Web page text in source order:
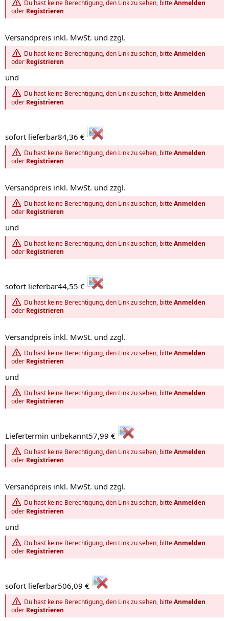
Du hast keine Berechtigung, den Link zu sehen, bitteAnmelden
oder Registrieren
Versandpreis inkl. MwSt. und zzgl.
Du hast keine Berechtigung, den Link zu sehen, bitteAnmelden
oder Registrieren
und
Du hast keine Berechtigung, den Link zu sehen, bitteAnmelden
oder Registrieren
sofort lieferbar84,36 €
Du hast keine Berechtigung, den Link zu sehen, bitteAnmelden
oder Registrieren
Versandpreis inkl. MwSt. und zzgl.
Du hast keine Berechtigung, den Link zu sehen, bitteAnmelden
oder Registrieren
und
Du hast keine Berechtigung, den Link zu sehen, bitteAnmelden
oder Registrieren
sofort lieferbar44,55 €
Du hast keine Berechtigung, den Link zu sehen, bitteAnmelden
oder Registrieren
Versandpreis inkl. MwSt. und zzgl.
Du hast keine Berechtigung, den Link zu sehen, bitteAnmelden
oder Registrieren
und
Du hast keine Berechtigung, den Link zu sehen, bitteAnmelden
oder Registrieren
Liefertermin unbekannt57,99 €
Du hast keine Berechtigung, den Link zu sehen, bitteAnmelden
oder Registrieren
Versandpreis inkl. MwSt. und zzgl.
Du hast keine Berechtigung, den Link zu sehen, bitteAnmelden
oder Registrieren
und
Du hast keine Berechtigung, den Link zu sehen, bitteAnmelden
oder Registrieren
sofort lieferbar506,09 €
Du hast keine Berechtigung, den Link zu sehen, bitteAnmelden
oder Registrieren